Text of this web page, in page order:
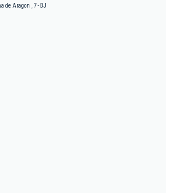
de Aragon , 7 - BJ